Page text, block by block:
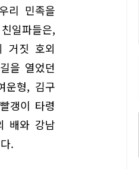
리 민족을
일파들은,
거짓 호외
을 열었던
운형, 김구
갱이 타령
배와 강남
.